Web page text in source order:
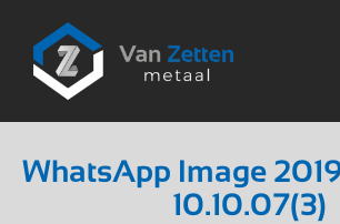
WhatsApp Image
10.10.07(3)